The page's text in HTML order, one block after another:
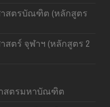
สตรบัณฑิต (หลักสูตร
ตร์ จุฬาฯ (หลักสูตร 2
สตรมหาบัณฑิต